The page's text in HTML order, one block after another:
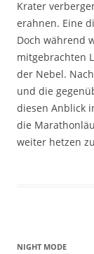
Krater
erahnen. Eine
Doch während
mitgebrachten
der Nebel.
und die
diesen Anblick
die
weiter hetzen
NIGHT MODE